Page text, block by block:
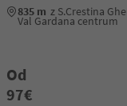
835 m z S.Crestina
Val Gardana centrum
Od
97€